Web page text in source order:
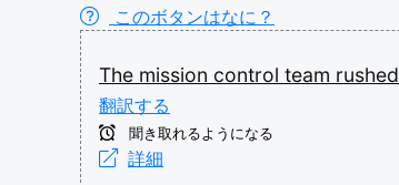
このボタンはなに？
The mission control team rushed
翻訳する
聞き取れるようになる
詳細